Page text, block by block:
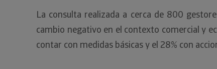
La consulta realizada a cerca de 800
cambio negativo en el contexto comercial y
contar con medidas básicas y el 28% con